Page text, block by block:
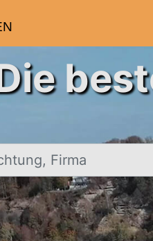
Firma